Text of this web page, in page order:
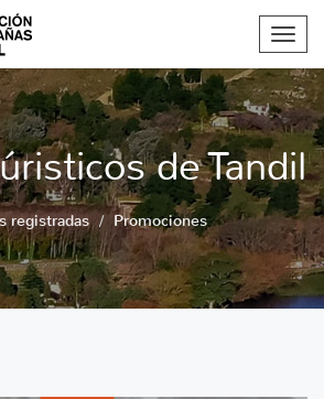
de Tandil
registradas Promociones